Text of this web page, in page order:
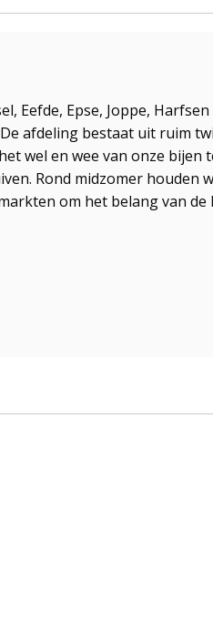
Eefde, Epse, Joppe, Harfsen
afdeling bestaat uit ruim
wel en wee van onze bijen
Rond midzomer houden
om het belang van